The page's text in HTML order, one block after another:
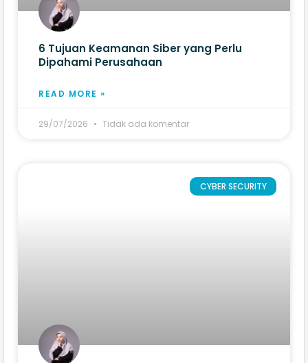
6 Tujuan Keamanan Siber yang Perlu
Dipahami Perusahaan
READ MORE »
29/07/2026 Tidak ada komentar
CYBER SECURITY